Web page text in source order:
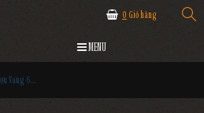
0 Giỏ hàng
MENU
Rượu Vang 68 Primitivo Sangiovese